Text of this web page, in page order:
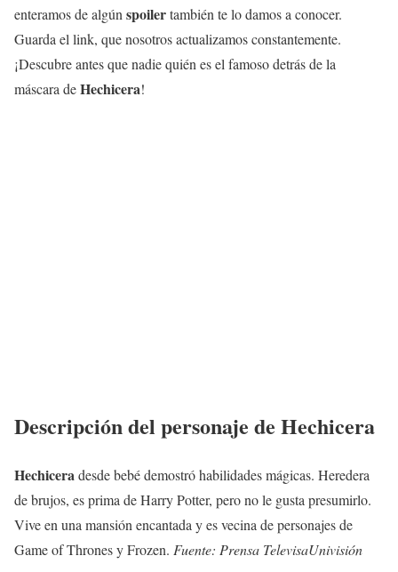
enteramos de algún spoilertambién te lo damos a conocer.
Guarda el link, que nosotros actualizamos constantemente.
¡Descubre antes que nadie quién es el famoso detrás de la
máscara deHechicera!
Descripción del personaje de Hechicera
Hechiceradesde bebé demostró habilidades mágicas. Heredera
de brujos, es prima de Harry Potter, pero no le gusta presumirlo.
Vive en una mansión encantada y es vecina de personajes de
Game of Thrones y Frozen. Fuente: Prensa TelevisaUnivisión